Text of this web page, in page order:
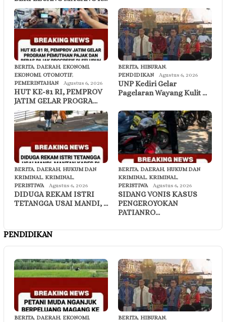
BERITA, DAERAH, EKONOMI,
EKONOMI, OTOMOTIF,
PEMERINTAHAN
Agustus 6, 2026
HUT KE-81 RI, PEMPROV
JATIM GELAR PROGRA…
BERITA, HIBURAN,
PENDIDIKAN
Agustus 6, 2026
UNP Kediri Gelar
Pagelaran Wayang Kulit …
BERITA, DAERAH, HUKUM DAN
KRIMINAL, KRIMINAL,
PERISTIWA
Agustus 6, 2026
DIDUGA REKAM ISTRI
TETANGGA USAI MANDI, …
BERITA, DAERAH, HUKUM DAN
KRIMINAL, KRIMINAL,
PERISTIWA
Agustus 6, 2026
SIDANG VONIS KASUS
PENGEROYOKAN
PATIANRO…
PENDIDIKAN
BERITA, DAERAH, EKONOMI,
BERITA, HIBURAN,